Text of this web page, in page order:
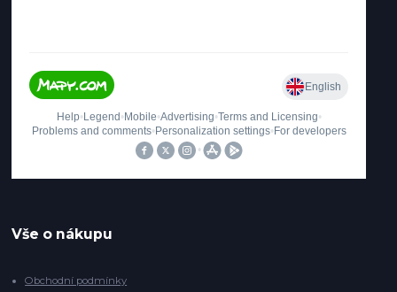
Vše o nákupu
Obchodní podmínky